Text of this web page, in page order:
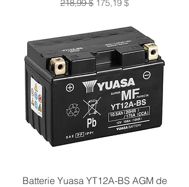
218,99 $ 175,19 $
Batterie Yuasa YT12A-BS AGM de